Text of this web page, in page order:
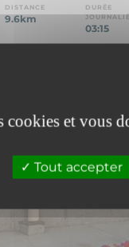
cookies et vous
Tout accepter
DISTANCE
9.6km
DURÉE
03:15